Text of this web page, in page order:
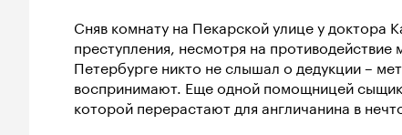
Сняв комнату на Пекарской улице у доктора
преступления, несмотря на
Петербурге никто не слышал о дедукции –
воспринимают. Еще одной помощницей
которой перерастают для англичанина в